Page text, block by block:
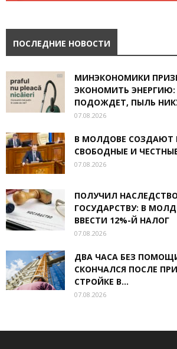
ПОСЛЕДНИЕ НОВОСТИ
МИНЭКОНОМИКИ
ЭКОНОМИТЬ ЭНЕРГИЮ:
ПОДОЖДЕТ, ПЫЛЬ
07.08.2026
В МОЛДОВЕ СОЗДАЮТ
СВОБОДНЫЕ И
07.08.2026
ПОЛУЧИЛ
ГОСУДАРСТВУ: В
ВВЕСТИ 12%-Й НАЛОГ
07.08.2026
ДВА ЧАСА БЕЗ
СКОНЧАЛСЯ ПОСЛЕ
СТРОЙКЕ В...
07.08.2026